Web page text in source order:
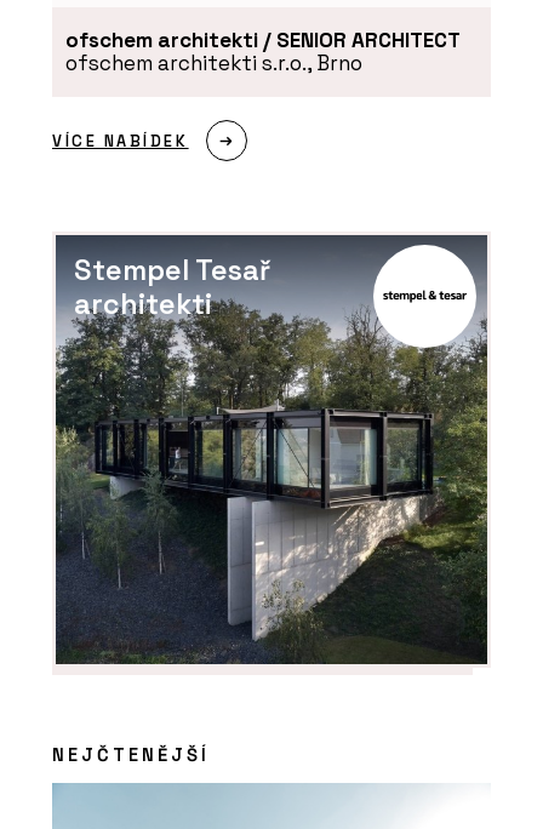
PRODUKTY
PRODUKTY
Akustický vinyl Sarlon a Modul’Up -
Forbo Flooring Systems
Kanceláře společnosti ŠKODA AUTO v
moderním a trendy designu
ofschem architekti / SENIOR ARCHITECT
ofschem architekti s.r.o., Brno
VÍCE NABÍDEK
Stempel Tesař
architekti
NEJČTENĚJŠÍ